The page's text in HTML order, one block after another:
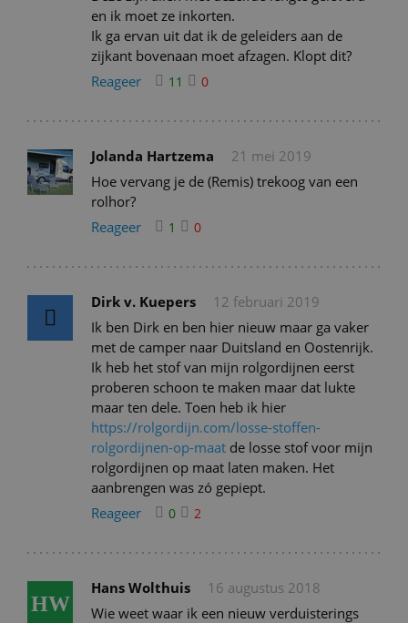
en ik moet ze inkorten.
Ik ga ervan uit dat ik de geleiders aan de
zijkant bovenaan moet afzagen. Klopt dit?
Reageer
11 0
Jolanda Hartzema
21 mei 2019
Hoe vervang je de (Remis) trekoog van een
rolhor?
Reageer
1 0
Dirk v. Kuepers
12 februari 2019
Ik ben Dirk en ben hier nieuw maar ga vaker
met de camper naar Duitsland en Oostenrijk.
Ik heb het stof van mijn rolgordijnen eerst
proberen schoon te maken maar dat lukte
maar ten dele. Toen heb ik hier
https://rolgordijn.com/losse-stoffen-
rolgordijnen-op-maat de losse stof voor mijn
rolgordijnen op maat laten maken. Het
aanbrengen was zó gepiept.
Reageer
0 2
HW
Hans Wolthuis
16 augustus 2018
Wie weet waar ik een nieuw verduisterings